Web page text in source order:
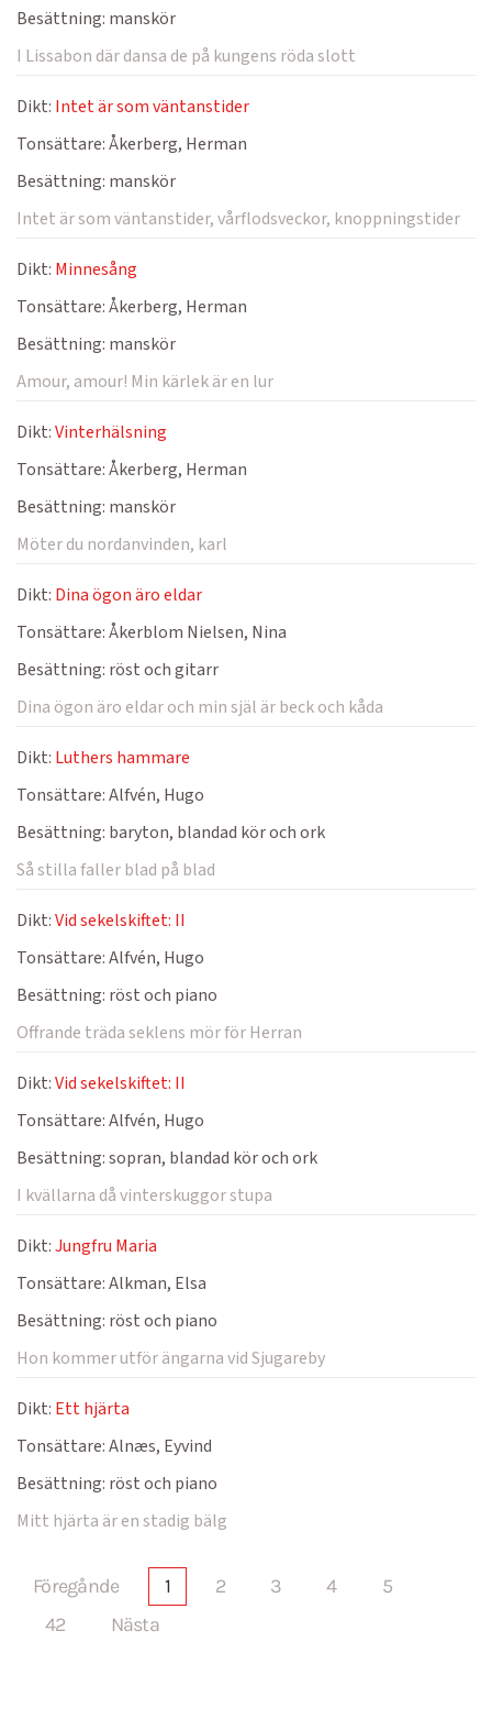
Besättning: manskör
I Lissabon där dansa de på kungens röda slott
Dikt: Intet är som väntanstider
Tonsättare:Åkerberg, Herman
Besättning: manskör
Intet är som väntanstider, vårflodsveckor, knoppningstider
Dikt: Minnesång
Tonsättare:Åkerberg, Herman
Besättning: manskör
Amour, amour! Min kärlek är en lur
Dikt:Vinterhälsning
Tonsättare:Åkerberg, Herman
Besättning: manskör
Möter du nordanvinden, karl
Dikt: Dina ögon äro eldar
Tonsättare:Åkerblom Nielsen, Nina
Besättning: röst och gitarr
Dina ögon äro eldar och min själ är beck och kåda
Dikt: Luthers hammare
Tonsättare:Alfvén, Hugo
Besättning: baryton, blandad kör och ork
Så stilla faller blad på blad
Dikt:Vid sekelskiftet: II
Tonsättare:Alfvén, Hugo
Besättning: röst och piano
Offrande träda seklens mör för Herran
Dikt:Vid sekelskiftet: II
Tonsättare:Alfvén, Hugo
Besättning:sopran, blandad kör och ork
I kvällarna då vinterskuggor stupa
Dikt:Jungfru Maria
Tonsättare:Alkman, Elsa
Besättning: röst och piano
Hon kommer utför ängarna vid Sjugareby
Dikt: Ett hjärta
Tonsättare:Alnæs, Eyvind
Besättning: röst och piano
Mitt hjärta är en stadig bälg
Föregånde 1 2 3 4
5
42
Nästa